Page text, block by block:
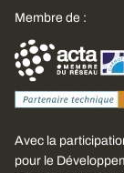
Membre de :
Avec la
pour le